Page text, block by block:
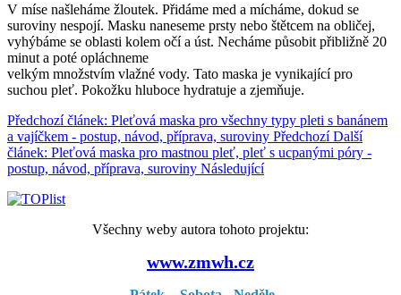
V míse našleháme žloutek. Přidáme med a mícháme, dokud se
suroviny nespojí. Masku naneseme prsty nebo štětcem na obličej,
vyhýbáme se oblasti kolem očí a úst. Necháme působit přibližně 20
minut a poté opláchneme
velkým množstvím vlažné vody. Tato maska je vynikající pro
suchou pleť. Pokožku hluboce hydratuje a zjemňuje.
Předchozí článek: Pleťová maska pro všechny typy pleti s banánem
a vajíčkem - postup, návod, příprava, suroviny Předchozí Další
článek: Pleťová maska pro mastnou pleť, pleť s ucpanými póry -
postup, návod, příprava, suroviny Následující
Všechny weby autora tohoto projektu:
www.zmwh.cz